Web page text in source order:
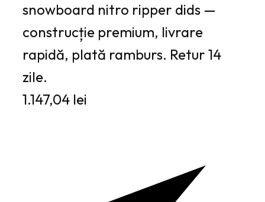
snowboard nitro ripper dids —
construcție premium, livrare
rapidă, plată ramburs. Retur 14
zile.
1.147,04 lei